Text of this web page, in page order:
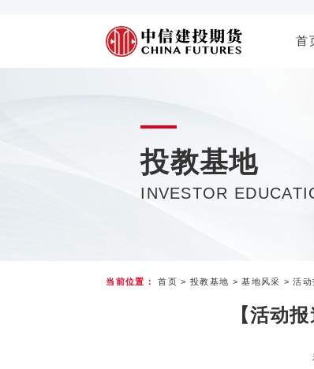
首
投教基地
INVESTOR
当前位置： 首页 > 投教基地 >基地风采 >活动
【活动